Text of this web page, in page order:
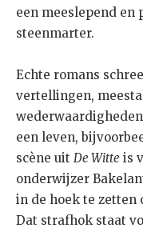
een meeslepend en
steenmarter.
Echte romans
vertellingen,
een leven,
scène uit De Witte is
onderwijzer
in de hoek te zetten
Dat strafhok staat